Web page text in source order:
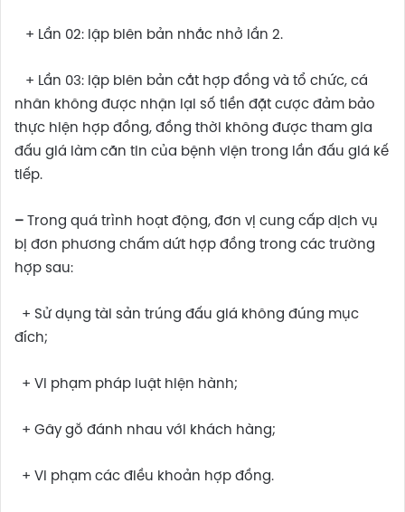
+ Lần 02: lập biên bản nhắc nhở lần 2.
+ Lần 03: lập biên bản cắt hợp đồng và tổ chức, cá
nhân không được nhận lại số tiền đặt cược đảm bảo
thực hiện hợp đồng, đồng thời không được tham gia
đấu giá làm căn tin của bệnh viện trong lần đấu giá kế
tiếp.
– Trong quá trình hoạt động, đơn vị cung cấp dịch vụ
bị đơn phương chấm dứt hợp đồng trong các trường
hợp sau:
+ Sử dụng tài sản trúng đấu giá không đúng mục
đích;
+ Vi phạm pháp luật hiện hành;
+ Gây gỗ đánh nhau với khách hàng;
+ Vi phạm các điều khoản hợp đồng.